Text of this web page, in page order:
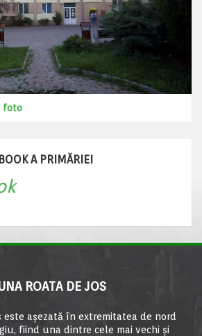
foto
A PRIMĂRIEI
ROATA DE JOS
este aşezată în extremitatea de nord
fiind una dintre cele mai vechi şi